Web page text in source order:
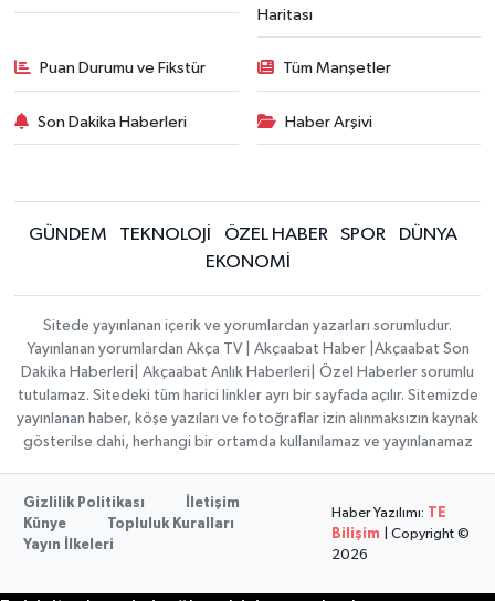
Haritası
Puan Durumu ve Fikstür Tüm Manşetler
Son Dakika Haberleri Haber Arşivi
GÜNDEM TEKNOLOJİ ÖZEL HABER SPOR
DÜNYA
EKONOMİ
Sitede yayınlanan içerik ve yorumlardan yazarları sorumludur.
Yayınlanan yorumlardan Akça TV | Akçaabat Haber |Akçaabat Son
Dakika Haberleri| Akçaabat Anlık Haberleri| Özel Haberler sorumlu
tutulamaz. Sitedeki tüm harici linkler ayrı bir sayfada açılır. Sitemizde
yayınlanan haber, köşe yazıları ve fotoğraflar izin alınmaksızın kaynak
gösterilse dahi, herhangi bir ortamda kullanılamaz ve yayınlanamaz
Gizlilik Politikası
İletişim
Künye
Topluluk Kuralları
Yayın İlkeleri
Haber Yazılımı: TE
Bilişim | Copyright ©
2026